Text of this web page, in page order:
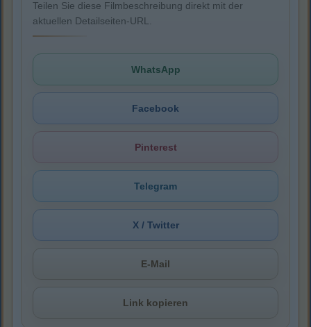
Teilen Sie diese Filmbeschreibung direkt mit der
aktuellen Detailseiten-URL.
WhatsApp
Facebook
Pinterest
Telegram
X / Twitter
E-Mail
Link kopieren